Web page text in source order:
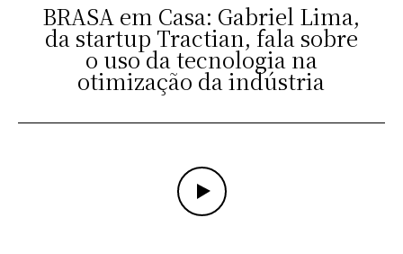
BRASA em Casa: Gabriel Lima,
da startup Tractian, fala sobre
o uso da tecnologia na
otimização da indústria